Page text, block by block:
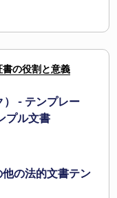
書の役割と意義
） - テンプレー
プル文書
の法的文書テン